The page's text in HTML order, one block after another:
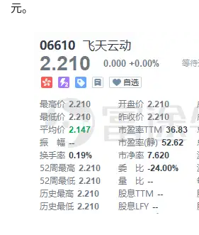
元。